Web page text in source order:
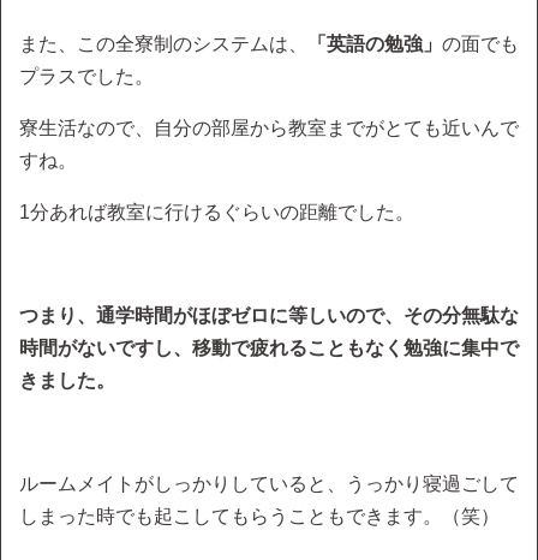
また、この全寮制のシステムは、 「英語の勉強」 の面でも
プラスでした。
寮生活なので、自分の部屋から教室までがとても近いんで
すね。
1分あれば教室に行けるぐらいの距離でした。
つまり、通学時間がほぼゼロに等しいので、その分無駄な
時間がないですし、移動で疲れることもなく勉強に集中で
きました。
ルームメイトがしっかりしていると、うっかり寝過ごして
しまった時でも起こしてもらうこともできます。（笑）